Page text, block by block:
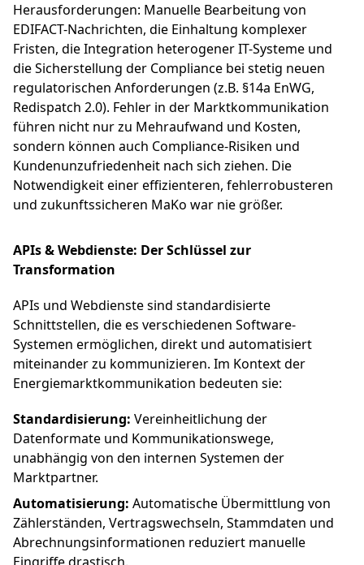
Herausforderungen: Manuelle Bearbeitung von
EDIFACT-Nachrichten, die Einhaltung komplexer
Fristen, die Integration heterogener IT-Systeme und
die Sicherstellung der Compliance bei stetig neuen
regulatorischen Anforderungen (z.B. §14a EnWG,
Redispatch 2.0). Fehler in der Marktkommunikation
führen nicht nur zu Mehraufwand und Kosten,
sondern können auch Compliance-Risiken und
Kundenunzufriedenheit nach sich ziehen. Die
Notwendigkeit einer effizienteren, fehlerrobusteren
und zukunftssicheren MaKo war nie größer.
APIs & Webdienste: Der Schlüssel zur
Transformation
APIs und Webdienste sind standardisierte
Schnittstellen, die es verschiedenen Software-
Systemen ermöglichen, direkt und automatisiert
miteinander zu kommunizieren. Im Kontext der
Energiemarktkommunikation bedeuten sie:
Standardisierung: Vereinheitlichung der
Datenformate und Kommunikationswege,
unabhängig von den internen Systemen der
Marktpartner.
Automatisierung: Automatische Übermittlung von
Zählerständen, Vertragswechseln, Stammdaten und
Abrechnungsinformationen reduziert manuelle